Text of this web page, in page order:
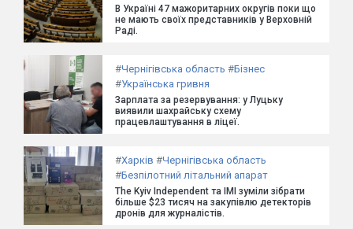
В Україні 47 мажоритарних округів поки що
не мають своїх представників у Верховній
Раді.
#Чернігівська область #Бізнес
#Українська гривня
Зарплата за резервування: у Луцьку
виявили шахрайську схему
працевлаштування в ліцеї.
#Харків #Чернігівська область
#Безпілотний літальний апарат
The Kyiv Independent та ІМІ зуміли зібрати
більше $23 тисяч на закупівлю детекторів
дронів для журналістів.